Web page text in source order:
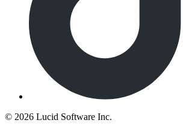
© 2026 Lucid Software Inc.